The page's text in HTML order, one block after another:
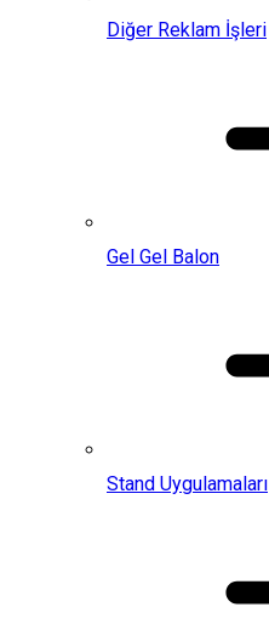
Diğer Reklam İşleri
Gel Gel Balon
Stand Uygulamaları